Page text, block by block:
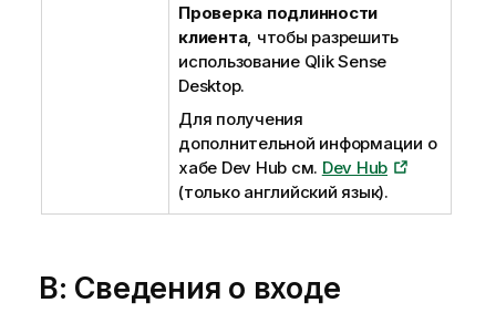
Проверка подлинности
клиента, чтобы разрешить
использование Qlik Sense
Desktop.
Для получения
дополнительной информации о
хабе Dev Hub см. Dev Hub
(только английский язык).
B: Сведения о входе